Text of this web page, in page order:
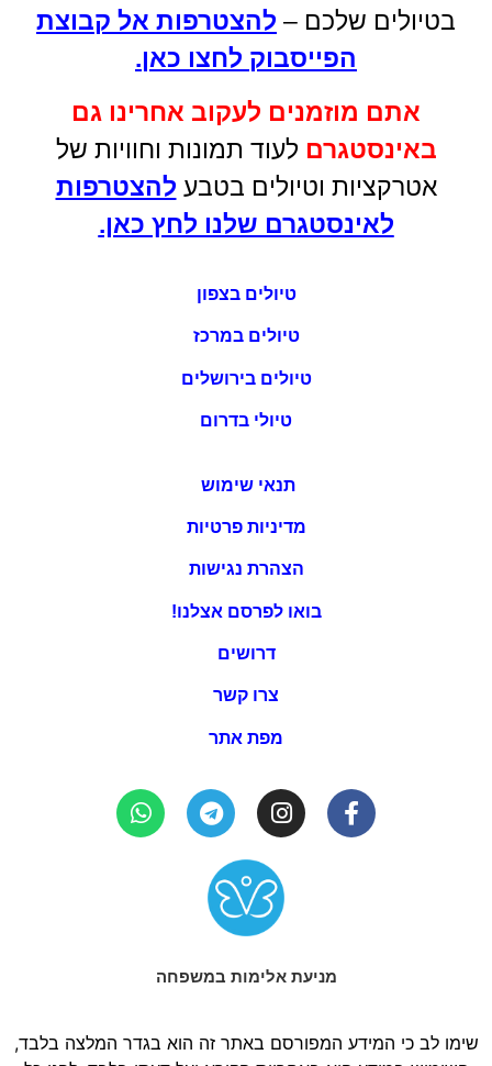
בטיולים שלכם – להצטרפות אל קבוצת
הפייסבוק לחצו כאן.
אתם מוזמנים לעקוב אחרינו גם
באינסטגרם לעוד תמונות וחוויות של
אטרקציות וטיולים בטבע להצטרפות
לאינסטגרם שלנו לחץ כאן.
טיולים בצפון
טיולים במרכז
טיולים בירושלים
טיולי בדרום
תנאי שימוש
מדיניות פרטיות
הצהרת נגישות
בואו לפרסם אצלנו!
דרושים
צרו קשר
מפת אתר
מניעת אלימות במשפחה
שימו לב כי המידע המפורסם באתר זה הוא בגדר המלצה בלבד,